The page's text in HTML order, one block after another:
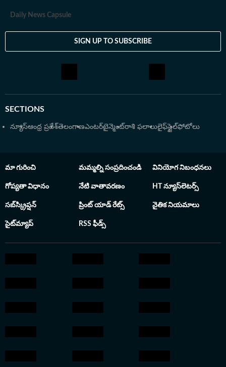
Daily News Capsule
SIGN UP TO SUBSCRIBE
SECTIONS
న్యూస్ఆంధ్ర ప్రదేశ్తెలంగాణఎంటర్‌టైన్మెంట్రాశి ఫలాలులైఫ్‌స్టైల్ఫోటోలు
మా గురించి మమ్మల్ని సంప్రదించండి వినియోగ నిబంధనలు
గోప్యతా విధానం నేటి వాతావరణం HT న్యూస్‌లెటర్స్
సబ్‌స్క్రిప్షన్ ప్రింట్ యాడ్ రేట్స్ నైతిక నియమాలు
సైట్‌మ్యాప్ RSS ఫీడ్స్